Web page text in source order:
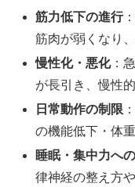
筋力低下の進行
筋肉が弱くなり
慢性化・悪化：
が長引き、慢性
日常動作の制限
の機能低下・体
睡眠・集中力へ
律神経の整え方